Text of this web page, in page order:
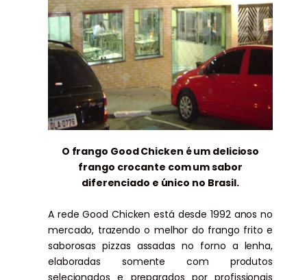
O frango Good Chicken é um delicioso
frango crocante com um sabor
diferenciado e único no Brasil.
A rede Good Chicken está desde 1992 anos no
mercado, trazendo o melhor do frango frito e
saborosas pizzas assadas no forno a lenha,
elaboradas somente com produtos
selecionados e preparados por profissionais